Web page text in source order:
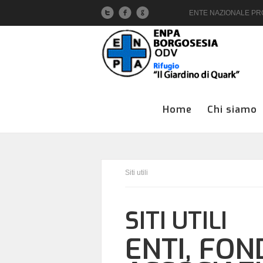
ENTE NAZIONALE
Home Chi siamo
Siti utili
SITI UTILI
ENTI,